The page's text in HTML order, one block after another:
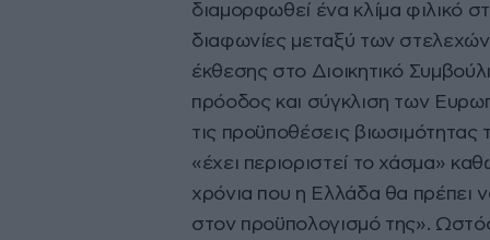
διαμορφωθεί ένα κλίμα φιλικό
διαφωνίες μεταξύ των
έκθεσης στο Διοικητικό
πρόοδος και σύγκλιση των
τις προϋποθέσεις
«έχει περιοριστεί το χάσμα»
χρόνια που η Ελλάδα θα πρέπει
στον προϋπολογισμό της».